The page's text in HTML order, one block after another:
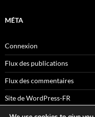
MÉTA
Connexion
Flux des publications
Flux des commentaires
Site de WordPress-FR